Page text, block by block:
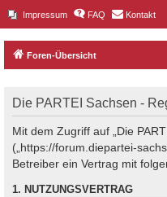
Impressum FAQ Kontakt
Foren-Übersicht
Die PARTEI Sachsen -
Mit dem Zugriff auf „Die
(„https://forum.diepartei-
Betreiber ein Vertrag mit
1. NUTZUNGSVERTRAG